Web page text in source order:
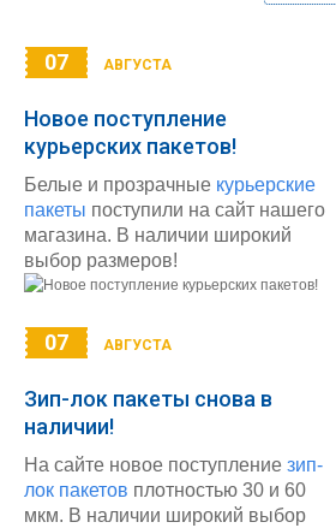
07 АВГУСТА
Новое поступление
курьерских пакетов!
Белые и прозрачные курьерские
пакеты поступили на сайт нашего
магазина. В наличии широкий
выбор размеров!
07 АВГУСТА
Зип-лок пакеты снова в
наличии!
На сайте новое поступление зип-
лок пакетов плотностью 30 и 60
мкм. В наличии широкий выбор